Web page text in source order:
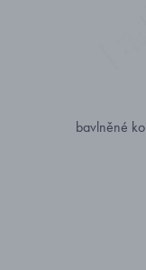
bavlněné